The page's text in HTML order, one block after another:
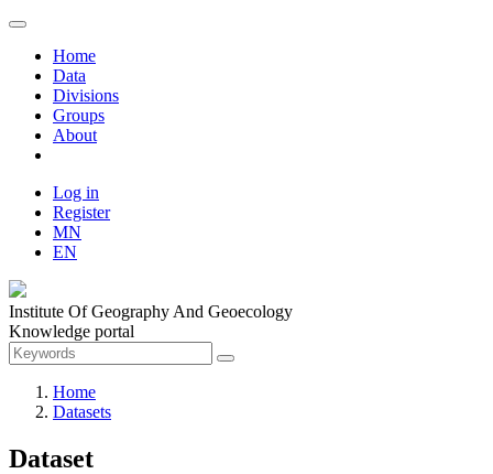
Home
Data
Divisions
Groups
About
Log in
Register
MN
EN
Institute Of Geography And Geoecology
Knowledge portal
Home
Datasets
Dataset